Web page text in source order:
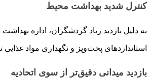
کنترل شدید بهداشت محیط
به دلیل بازدید زیاد گردشگران، اداره
استانداردهای پخت‌وپز و نگهداری مواد غذایی
بازدید میدانی دقیق‌تر از سوی اتحادیه